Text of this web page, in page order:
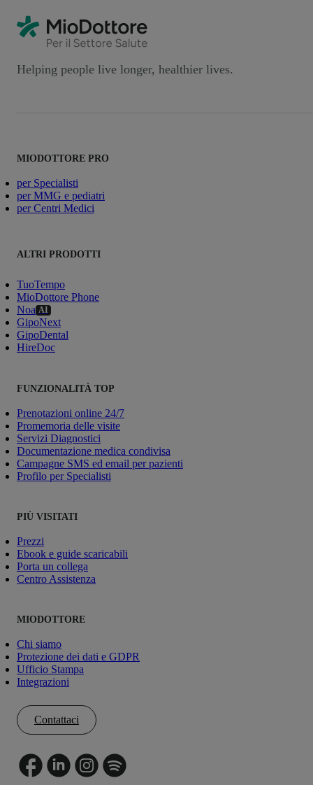
Helping people live longer, healthier lives.
MIODOTTORE PRO
per Specialisti
per MMG e pediatri
per Centri Medici
ALTRI PRODOTTI
TuoTempo
MioDottore Phone
Noa AI
GipoNext
GipoDental
HireDoc
FUNZIONALITÀ TOP
Prenotazioni online 24/7
Promemoria delle visite
Servizi Diagnostici
Documentazione medica condivisa
Campagne SMS ed email per pazienti
Profilo per Specialisti
PIÙ VISITATI
Prezzi
Ebook e guide scaricabili
Porta un collega
Centro Assistenza
MIODOTTORE
Chi siamo
Protezione dei dati e GDPR
Ufficio Stampa
Integrazioni
Contattaci